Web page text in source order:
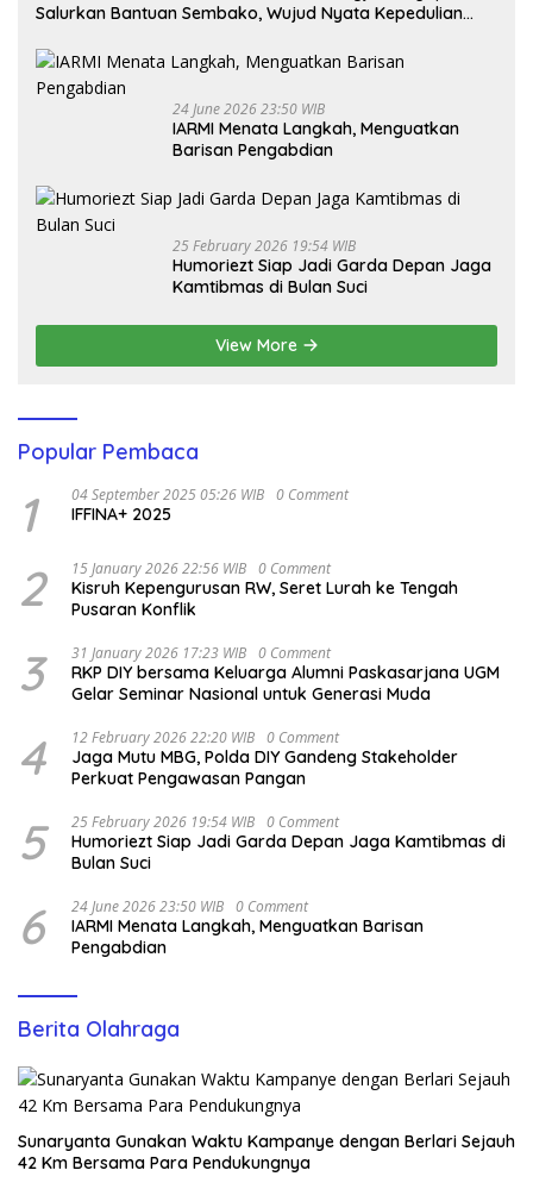
Salurkan Bantuan Sembako, Wujud Nyata Kepedulian
24 June 2026 23:50 WIB
IARMI Menata Langkah, Menguatkan
Barisan Pengabdian
25 February 2026 19:54 WIB
Humoriezt Siap Jadi Garda Depan Jaga
Kamtibmas di Bulan Suci
View More
Popular Pembaca
1 04 September 2025 05:26 WIB 0 Comment
IFFINA+ 2025
2 15 January 2026 22:56 WIB 0 Comment
Kisruh Kepengurusan RW, Seret Lurah ke Tengah
Pusaran Konflik
3 31 January 2026 17:23 WIB 0 Comment
RKP DIY bersama Keluarga Alumni Paskasarjana UGM
Gelar Seminar Nasional untuk Generasi Muda
4 12 February 2026 22:20 WIB 0 Comment
Jaga Mutu MBG, Polda DIY Gandeng Stakeholder
Perkuat Pengawasan Pangan
5 25 February 2026 19:54 WIB 0 Comment
Humoriezt Siap Jadi Garda Depan Jaga Kamtibmas di
Bulan Suci
6 24 June 2026 23:50 WIB 0 Comment
IARMI Menata Langkah, Menguatkan Barisan
Pengabdian
Berita Olahraga
Sunaryanta Gunakan Waktu Kampanye dengan Berlari Sejauh
42 Km Bersama Para Pendukungnya